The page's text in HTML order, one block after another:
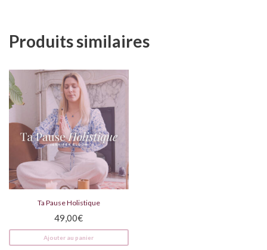
Produits similaires
Ta Pause Holistique
49,00€
Ajouter au panier